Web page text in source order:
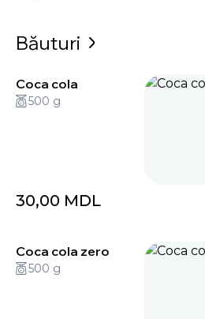
Băuturi
Coca cola
500 g
30,00 MDL
Coca cola zero
500 g